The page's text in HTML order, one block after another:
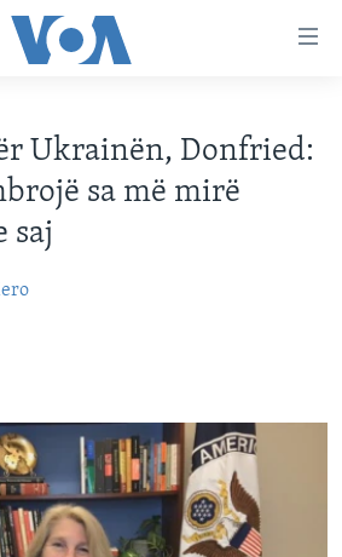
Ukrainën, Donfried:
sa më mirë
saj